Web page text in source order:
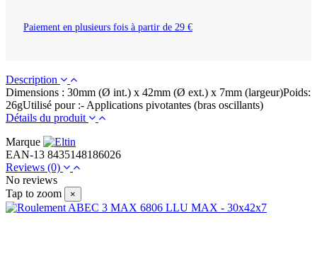
Paiement en plusieurs fois à partir de 29 €
Description
Dimensions : 30mm (Ø int.) x 42mm (Ø ext.) x 7mm (largeur)Poids:
26gUtilisé pour :- Applications pivotantes (bras oscillants)
Détails du produit
Marque
EAN-13 8435148186026
Reviews (0)
No reviews
Tap to zoom
×